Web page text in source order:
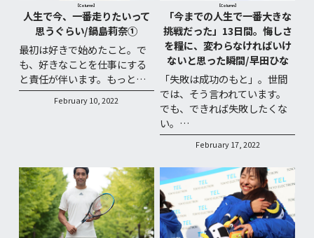
【Column】
人生で今、一番走りたいって
思うぐらい/鍋島莉奈①
最初は好きで始めたこと。で
も、好きなことを仕事にする
と責任が伴います。もっと…
February 10, 2022
【Column】
「今までの人生で一番大きな
挑戦だった」13日間。悔しさ
を糧に、変わらなければいけ
ないと思った瞬間/早田ひな
「失敗は成功のもと」。世間
では、そう言われています。
でも、できれば失敗したくな
い。…
February 17, 2022